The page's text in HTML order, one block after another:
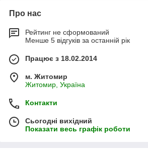
Про нас
Рейтинг не сформований
Менше 5 відгуків за останній рік
Працює з 18.02.2014
м. Житомир
Житомир, Україна
Контакти
Сьогодні вихідний
Показати весь графік роботи